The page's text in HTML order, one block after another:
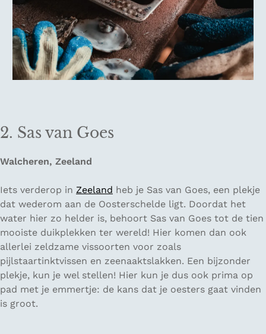
2. Sas van Goes
Walcheren, Zeeland
Iets verderop in Zeeland heb je Sas van Goes, een plekje
dat wederom aan de Oosterschelde ligt. Doordat het
water hier zo helder is, behoort Sas van Goes tot de tien
mooiste duikplekken ter wereld! Hier komen dan ook
allerlei zeldzame vissoorten voor zoals
pijlstaartinktvissen en zeenaaktslakken. Een bijzonder
plekje, kun je wel stellen! Hier kun je dus ook prima op
pad met je emmertje: de kans dat je oesters gaat vinden
is groot.